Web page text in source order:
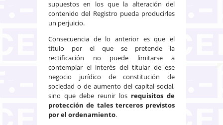
supuestos en los que la alteración del
contenido del Registro pueda producirles
un perjuicio.
Consecuencia de lo anterior es que el
título por el que se pretende la
rectificación no puede limitarse a
contemplar el interés del titular de ese
negocio jurídico de constitución de
sociedad o de aumento del capital social,
sino que debe reunir los requisitos de
protección de tales terceros previstos
por el ordenamiento.